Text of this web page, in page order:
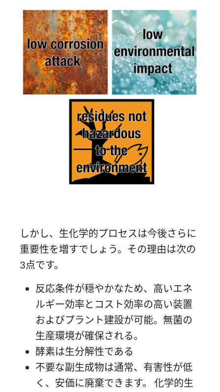
しかし、生化学的プロセスは今後さらに
重要性を増すでしょう。その理由は次の
3点です。
反応条件が穏やかなため、高いエネ
ルギー効率とコスト効率の高い装置
およびプラント建設が可能。無菌の
生産環境が確保される。
酵素は生分解性である
不要な副生成物は通常、有害性が低
く、安価に廃棄できます。 化学的生